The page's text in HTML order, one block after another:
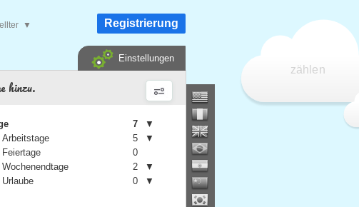
zählen
▼ Registrierung
Einstellungen
hinzu.
7
▼
Arbeitstage
5
▼
Feiertage
0
Wochenendtage
2
▼
Urlaube
0 ▼